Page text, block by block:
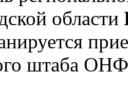
области
штаба